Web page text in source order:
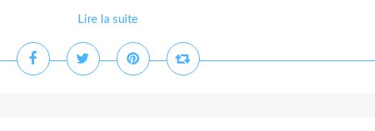
Lire la suite